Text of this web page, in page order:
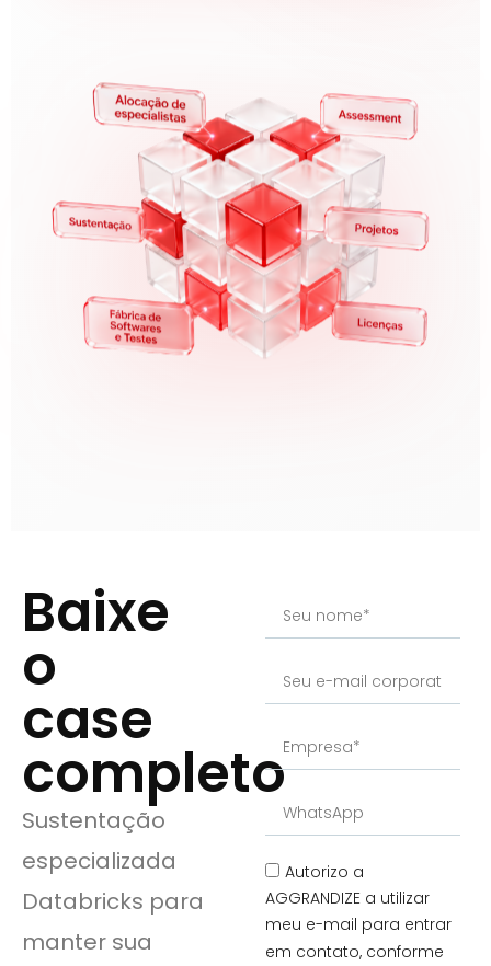
Baixe
o
case
completo
Sustentação
especializada
Databricks para
manter sua
Autorizo a
AGGRANDIZE a utilizar
meu e-mail para entrar
em contato, conforme